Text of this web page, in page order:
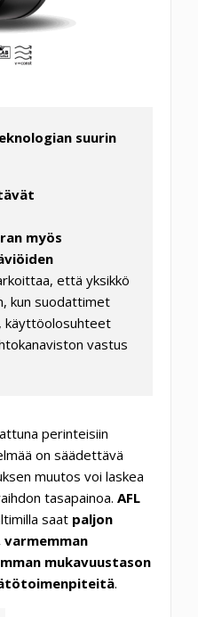
suurin
myös
että yksikkö
kun suodattimet
käyttöolosuhteet
vastus
perinteisiin
on säädettävä
muutos voi laskea
tasapainoa. AFL
saat paljon
mukavuustason
.